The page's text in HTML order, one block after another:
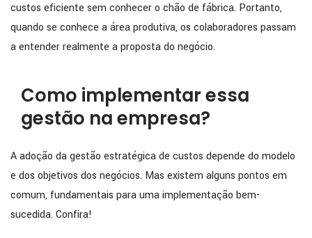
custos eficiente sem conhecer o chão de fábrica. Portanto,
quando se conhece a área produtiva, os colaboradores passam
a entender realmente a proposta do negócio.
Como implementar essa
gestão na empresa?
A adoção da gestão estratégica de custos depende do modelo
e dos objetivos dos negócios. Mas existem alguns pontos em
comum, fundamentais para uma implementação bem-
sucedida. Confira!